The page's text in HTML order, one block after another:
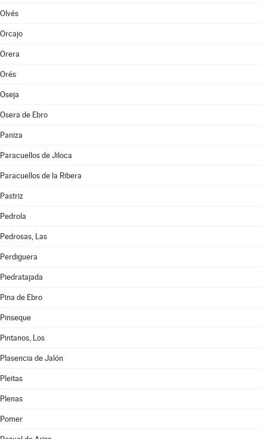
Olvés
Orcajo
Orera
Orés
Oseja
Osera de Ebro
Paniza
Paracuellos de Jiloca
Paracuellos de la Ribera
Pastriz
Pedrola
Pedrosas, Las
Perdiguera
Piedratajada
Pina de Ebro
Pinseque
Pintanos, Los
Plasencia de Jalón
Pleitas
Plenas
Pomer